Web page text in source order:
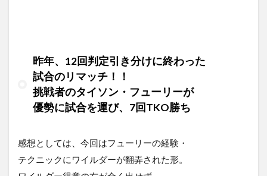
昨年、12回判定引き分けに終わった
試合のリマッチ！！
挑戦者のタイソン・フューリーが
優勢に試合を運び、7回TKO勝ち
感想としては、今回はフューリーの経験・
テクニックにワイルダーが翻弄された形。